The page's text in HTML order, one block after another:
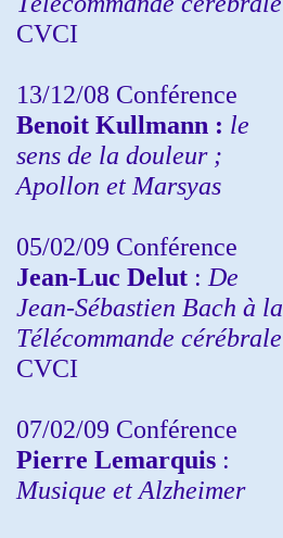
CVCI
13/12/08 Conférence
Benoit Kullmann : le
sens de la douleur ;
Apollon et Marsyas
05/02/09 Conférence
Jean-Luc Delut : De
Jean-Sébastien Bach à la
Télécommande cérébrale
CVCI
07/02/09 Conférence
Pierre Lemarquis :
Musique et Alzheimer